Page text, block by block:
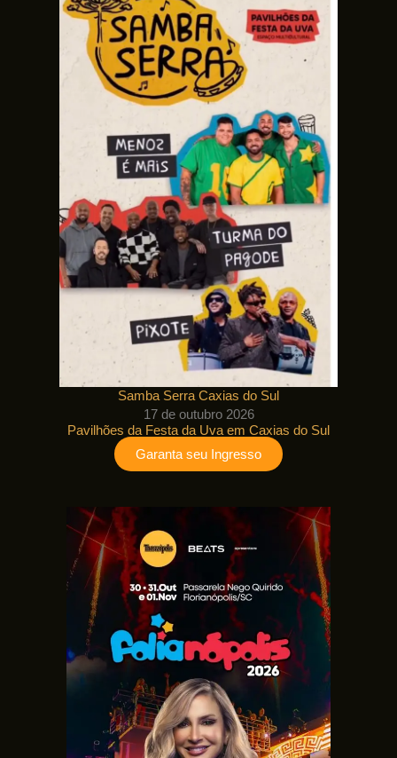
Samba Serra Caxias do Sul
17 de outubro 2026
Pavilhões da Festa da Uva em Caxias do Sul
Garanta seu Ingresso